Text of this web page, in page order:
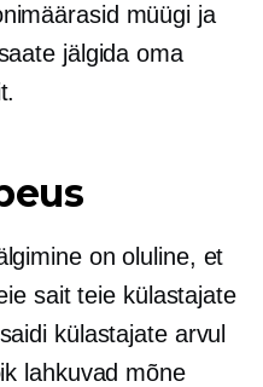
müügi ja
jälgida oma
on oluline, et
sait teie külastajate
külastajate arvul
lahkuvad mõne